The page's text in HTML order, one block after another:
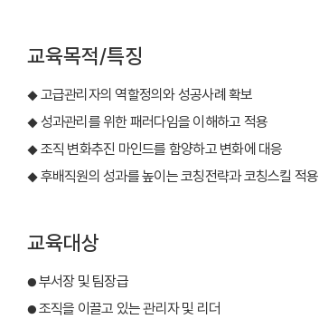
교육목적/특징
◆고급관리자의 역할정의와 성공사례 확보
◆성과관리를 위한 패러다임을 이해하고 적용
◆조직 변화추진 마인드를 함양하고 변화에 대응
◆후배직원의 성과를 높이는 코칭전략과 코칭스킬 적용
교육대상
●부서장 및 팀장급
●조직을 이끌고 있는 관리자 및 리더